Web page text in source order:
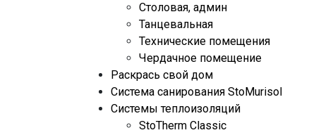
Столовая, админ
Танцевальная
Технические помещения
Чердачное помещение
Раскрась свой дом
Система санирования StoMurisol
Системы теплоизоляций
StoTherm Classic